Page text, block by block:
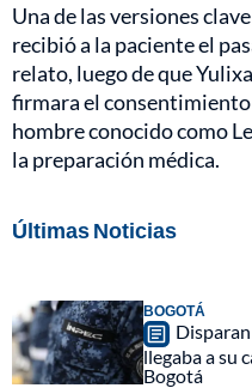
Una de las versiones
recibió a la paciente el
relato, luego de que
firmara el
hombre conocido como
la preparación médica.
Últimas Noticias
BOGOTÁ
llegaba a su
Bogotá